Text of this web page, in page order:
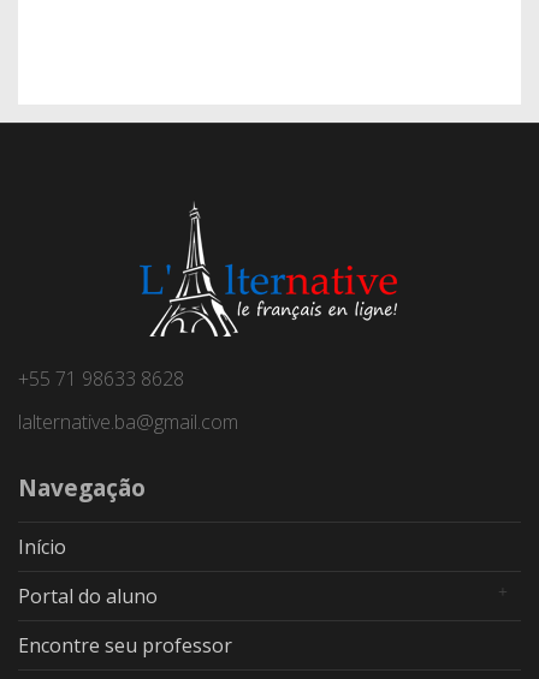
+55 71 98633 8628
lalternative.ba@gmail.com
Navegação
Início
Portal do aluno
Encontre seu professor